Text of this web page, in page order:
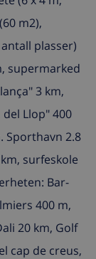
m2),
plasser)
supermarked
3 km,
Llop" 400
Sporthavn 2.8
surfeskole
Bar-
400 m,
20 km, Golf
cap de creus,